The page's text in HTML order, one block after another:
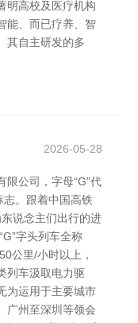
明高校及医疗机构
能、而已疗养、智
其自主研发的多
2026-05-28
限公司，字母“G”代
志。跟着中国高铁
说念主们出行的进
字头列车全称
公里/小时以上，
列车汲取电力驱
为运用于主要城市
广州至深圳等领会